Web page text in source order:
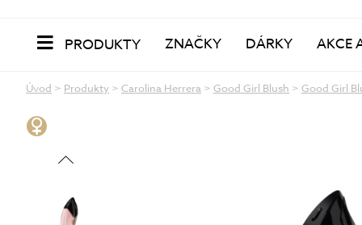
PRODUKTY
VŮNĚ
LÍČENÍ
ZNAČKY DÁRKY AKCE
Úvod > Produkty > Carolina Herrera > Good Girl Blush > Good Girl